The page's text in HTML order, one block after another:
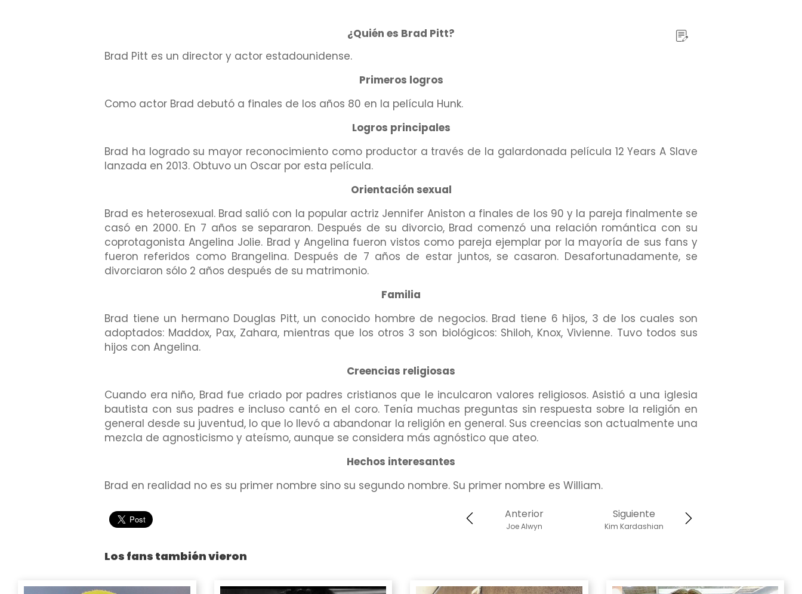
¿Quién es Brad Pitt?
Brad Pitt es un director y actor estadounidense.
Primeros logros
Como actor Brad debutó a finales de los años 80 en la película Hunk.
Logros principales
Brad ha logrado su mayor reconocimiento como productor a través de la galardonada película 12 Years A Slave
lanzada en 2013. Obtuvo un Oscar por esta película.
Orientación sexual
Brad es heterosexual. Brad salió con la popular actriz Jennifer Aniston a finales de los 90 y la pareja finalmente se
casó en 2000. En 7 años se separaron. Después de su divorcio, Brad comenzó una relación romántica con su
coprotagonista Angelina Jolie. Brad y Angelina fueron vistos como pareja ejemplar por la mayoría de sus fans y
fueron referidos como Brangelina. Después de 7 años de estar juntos, se casaron. Desafortunadamente, se
divorciaron sólo 2 años después de su matrimonio.
Familia
Brad tiene un hermano Douglas Pitt, un conocido hombre de negocios. Brad tiene 6 hijos, 3 de los cuales son
adoptados: Maddox, Pax, Zahara, mientras que los otros 3 son biológicos: Shiloh, Knox, Vivienne. Tuvo todos sus
hijos con Angelina.
Creencias religiosas
Cuando era niño, Brad fue criado por padres cristianos que le inculcaron valores religiosos. Asistió a una iglesia
bautista con sus padres e incluso cantó en el coro. Tenía muchas preguntas sin respuesta sobre la religión en
general desde su juventud, lo que lo llevó a abandonar la religión en general. Sus creencias son actualmente una
mezcla de agnosticismo y ateísmo, aunque se considera más agnóstico que ateo.
Hechos interesantes
Brad en realidad no es su primer nombre sino su segundo nombre. Su primer nombre es William.
Siguiente
Kim Kardashian
Anterior
Joe Alwyn
Los fans también vieron